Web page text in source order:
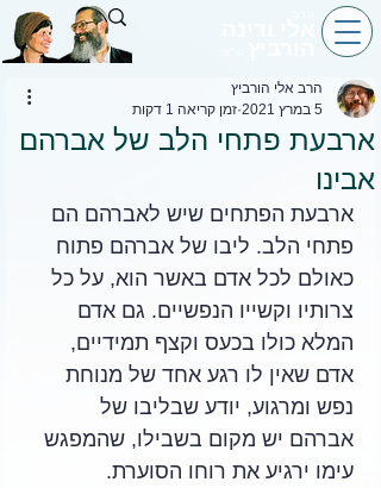
ארבעת פתחי הלב של אברהם
אבינו
הרב אלי הורביץ
5 במרץ 2021
זמן קריאה 1 דקות
ארבעת הפתחים שיש לאברהם הם
פתחי הלב. ליבו של אברהם פתוח
כאולם לכל אדם באשר הוא, על כל
צרותיו וקשייו הנפשיים. גם אדם
המלא כולו בכעס וקצף תמידיים,
אדם שאין לו רגע אחד של מנוחת
נפש ומרגוע, יודע שבליבו של
אברהם יש מקום בשבילו, שהמפגש
עימו ירגיע את רוחו הסוערת.